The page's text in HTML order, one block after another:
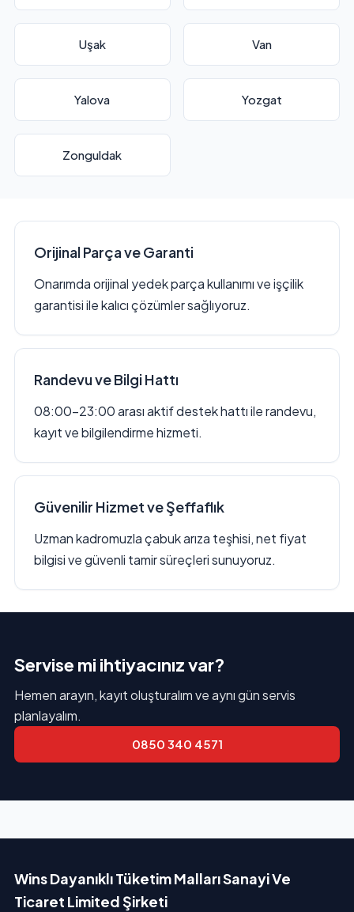
Uşak Van
Yalova Yozgat
Zonguldak
Orijinal Parça ve Garanti
Onarımda orijinal yedek parça kullanımı ve işçilik
garantisi ile kalıcı çözümler sağlıyoruz.
Randevu ve Bilgi Hattı
08:00–23:00 arası aktif destek hattı ile randevu,
kayıt ve bilgilendirme hizmeti.
Güvenilir Hizmet ve Şeffaflık
Uzman kadromuzla çabuk arıza teşhisi, net fiyat
bilgisi ve güvenli tamir süreçleri sunuyoruz.
Servise mi ihtiyacınız var?
Hemen arayın, kayıt oluşturalım ve aynı gün servis
planlayalım.
0850 340 4571
Wins Dayanıklı Tüketim Malları Sanayi Ve
Ticaret Limited Şirketi